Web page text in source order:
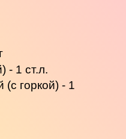
- 1 ст.л.
горкой) - 1